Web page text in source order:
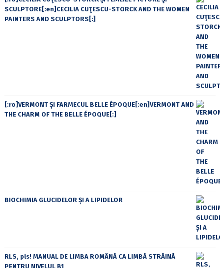
SCULPTORE[:en]CECILIA CUŢESCU-STORCK AND THE WOMEN
PAINTERS AND SCULPTORS[:]
[:ro]VERMONT ȘI FARMECUL BELLE ÉPOQUE[:en]VERMONT AND
THE CHARM OF THE BELLE ÉPOQUE[:]
BIOCHIMIA GLUCIDELOR ȘI A LIPIDELOR
RLS, pls! MANUAL DE LIMBA ROMÂNĂ CA LIMBĂ STRĂINĂ
PENTRU NIVELUL B1